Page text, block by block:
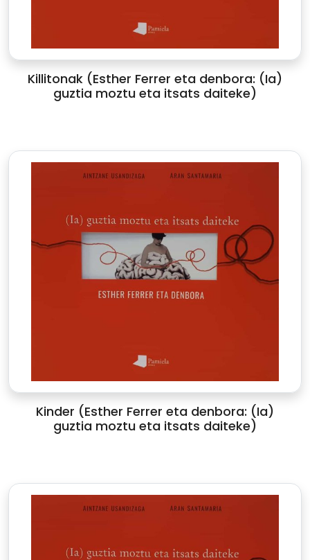
Killitonak (Esther Ferrer eta denbora: (Ia)
guztia moztu eta itsats daiteke)
Kinder (Esther Ferrer eta denbora: (Ia)
guztia moztu eta itsats daiteke)